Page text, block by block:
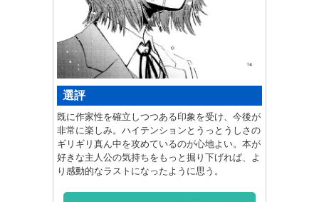
選評
既に作家性を確立しつつある印象を受け、今後が
非常に楽しみ。ハイテンションとうっとうしさの
ギリギリ真ん中を攻めているのが心地よい。本が
好きな主人公の気持ちをもっと掘り下げれば、よ
り感動的なラストになったように思う。